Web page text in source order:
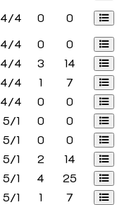
4/4 0
0
4/4 0
0
4/4 3
14
4/4 1
7
4/4 0
0
5/1 0
0
5/1 0
0
5/1 2
14
5/1 4
25
5/1 1
7